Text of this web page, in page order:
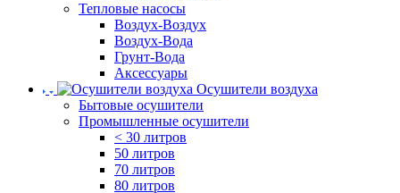
Тепловые насосы
Воздух-Воздух
Воздух-Вода
Грунт-Вода
Аксессуары
Осушители воздуха
Бытовые осушители
Промышленные осушители
< 30 литров
50 литров
70 литров
80 литров